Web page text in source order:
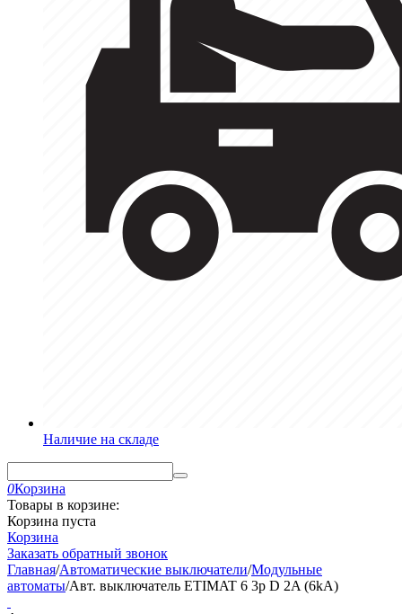
Наличие на складе
0Корзина
Товары в корзине:
Корзина пуста
Корзина
Заказать обратный звонок
Главная/Автоматические выключатели/Модульные
автоматы/Авт. выключатель ETIMAT 6 3p D 2A (6kA)